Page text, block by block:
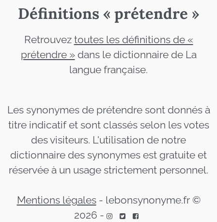
Définitions « prétendre »
Retrouvez toutes les définitions de «
prétendre »dans le dictionnaire de La
langue française.
Les synonymes de prétendre sont donnés à
titre indicatif et sont classés selon les votes
des visiteurs. L'utilisation de notre
dictionnaire des synonymes est gratuite et
réservée à un usage strictement personnel.
Mentions légales- lebonsynonyme.fr ©
2026 -